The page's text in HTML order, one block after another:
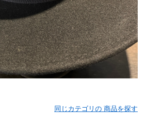
同じカテゴリの 商品を探す